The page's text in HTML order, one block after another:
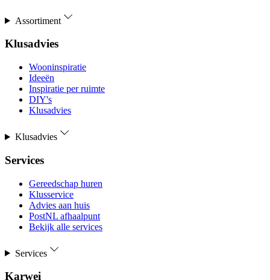
Assortiment
Klusadvies
Wooninspiratie
Ideeën
Inspiratie per ruimte
DIY's
Klusadvies
Klusadvies
Services
Gereedschap huren
Klusservice
Advies aan huis
PostNL afhaalpunt
Bekijk alle services
Services
Karwei